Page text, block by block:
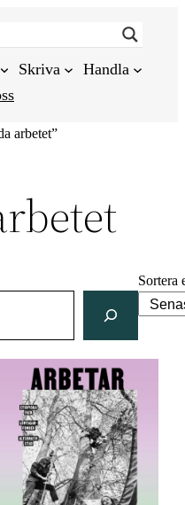
Skriva
Handla
arbetet”
Sortera